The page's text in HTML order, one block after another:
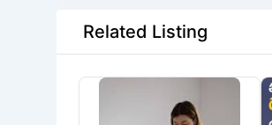
Related Listing